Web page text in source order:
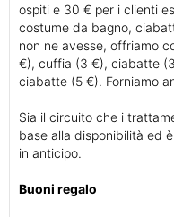
ospiti e 30 € per i clienti
costume da bagno,
non ne avesse, offriamo
€), cuffia (3 €), ciabatte
ciabatte (5 €). Forniamo
Sia il circuito che i
base alla disponibilità ed
in anticipo.
Buoni regalo